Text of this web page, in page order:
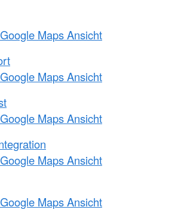
Maps Ansicht
Maps Ansicht
Maps Ansicht
Maps Ansicht
Maps Ansicht